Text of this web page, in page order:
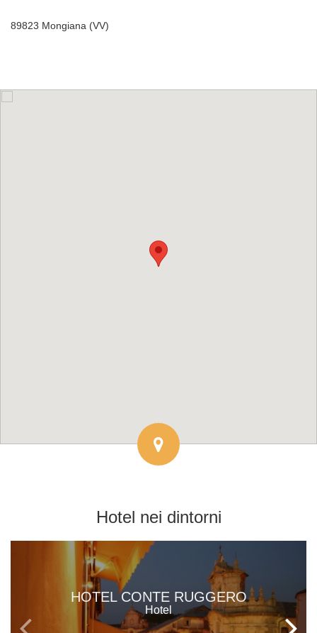
89823 Mongiana (VV)
Hotel nei dintorni
HOTEL CONTE RUGGERO
Hotel